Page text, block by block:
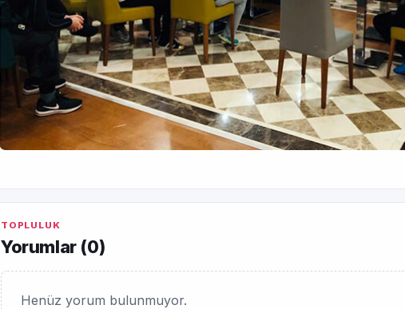
TOPLULUK
Yorumlar (0)
Henüz yorum bulunmuyor.